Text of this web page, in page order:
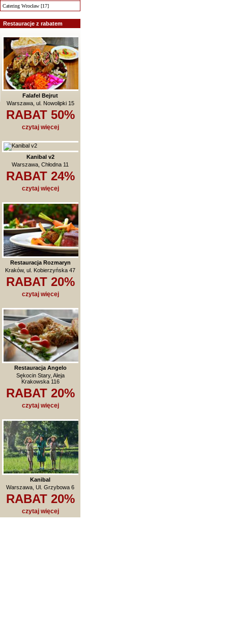
Catering Wrocław [17]
Restauracje z rabatem
Falafel Bejrut
Warszawa, ul. Nowolipki 15
RABAT 50%
czytaj więcej
Kanibal v2
Warszawa, Chłodna 11
RABAT 24%
czytaj więcej
Restauracja Rozmaryn
Kraków, ul. Kobierzyńska 47
RABAT 20%
czytaj więcej
Restauracja Angelo
Sękocin Stary, Aleja
Krakowska 116
RABAT 20%
czytaj więcej
Kanibal
Warszawa, Ul. Grzybowa 6
RABAT 20%
czytaj więcej